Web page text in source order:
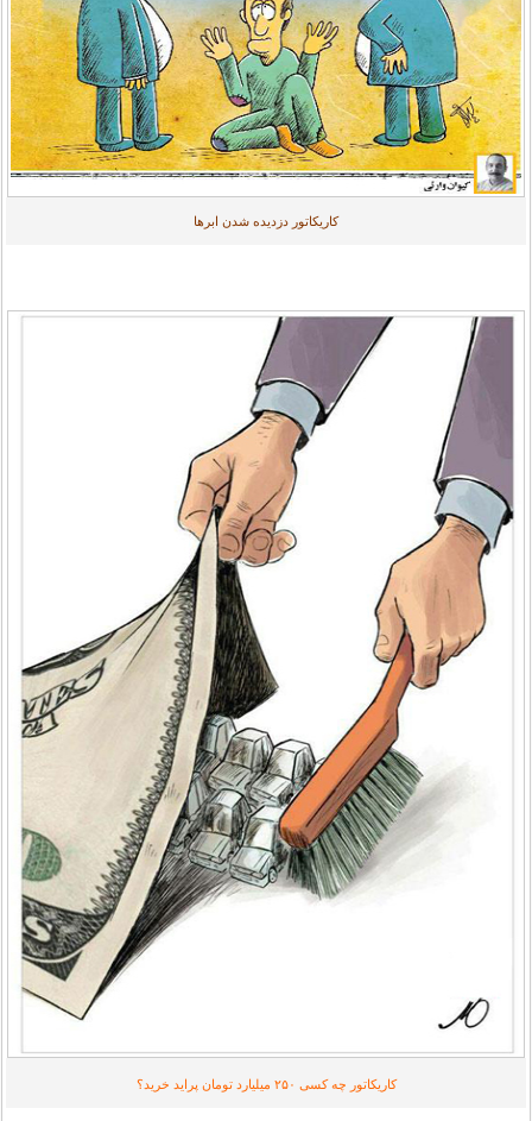
کاریکاتور دزدیده شدن ابرها
کاریکاتور چه کسی ۲۵۰ میلیارد تومان پراید خرید؟